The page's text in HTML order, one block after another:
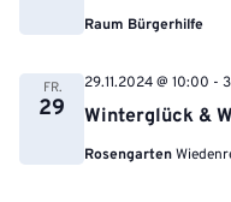
Raum Bürgerhilfe
FR.
29 Winterglück &
29.11.2024 @ 10:00 -
Rosengarten